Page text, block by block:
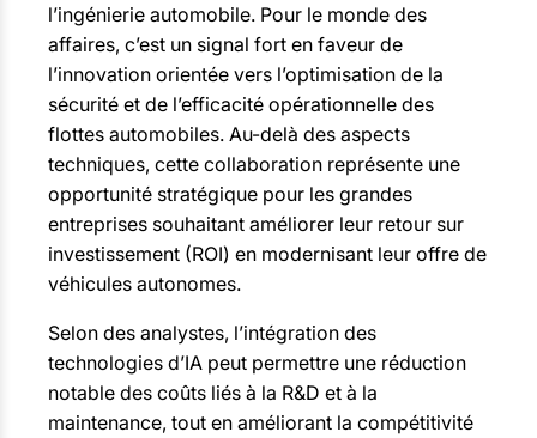
l’ingénierie automobile. Pour le monde des
affaires, c’est un signal fort en faveur de
l’innovation orientée vers l’optimisation de la
sécurité et de l’efficacité opérationnelle des
flottes automobiles. Au-delà des aspects
techniques, cette collaboration représente une
opportunité stratégique pour les grandes
entreprises souhaitant améliorer leur retour sur
investissement (ROI) en modernisant leur offre de
véhicules autonomes.
Selon des analystes, l’intégration des
technologies d’IA peut permettre une réduction
notable des coûts liés à la R&D et à la
maintenance, tout en améliorant la compétitivité